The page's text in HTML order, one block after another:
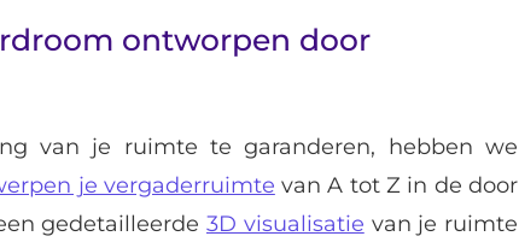
ontworpen door
van je ruimte te garanderen, hebben we
je vergaderruimte van A tot Z in de door
gedetailleerde 3D visualisatie van je ruimte